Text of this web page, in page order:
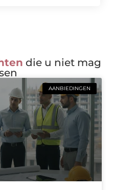
die u niet mag
AANBIEDINGEN